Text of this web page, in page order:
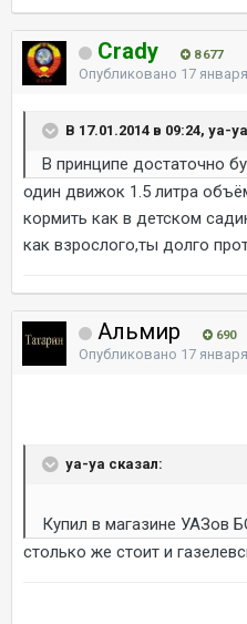
Crady 8 677
Опубликовано 17
В 17.01.2014 в 09:24, ya-
В принципе достаточно
один движок 1.5 литра
кормить как в детском
как взрослого,ты долго
Альмир 690
Опубликовано 17
ya-ya сказал:
Купил в магазине УАЗов
столько же стоит и